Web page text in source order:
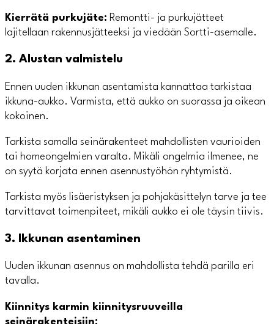
Kierrätä purkujäte: Remontti- ja purkujätteet
lajitellaan rakennusjätteeksi ja viedään Sortti-asemalle.
2. Alustan valmistelu
Ennen uuden ikkunan asentamista kannattaa tarkistaa
ikkuna-aukko. Varmista, että aukko on suorassa ja oikean
kokoinen.
Tarkista samalla seinärakenteet mahdollisten vaurioiden
tai homeongelmien varalta. Mikäli ongelmia ilmenee, ne
on syytä korjata ennen asennustyöhön ryhtymistä.
Tarkista myös lisäeristyksen ja pohjakäsittelyn tarve ja tee
tarvittavat toimenpiteet, mikäli aukko ei ole täysin tiivis.
3. Ikkunan asentaminen
Uuden ikkunan asennus on mahdollista tehdä parilla eri
tavalla.
Kiinnitys karmin kiinnitysruuveilla
seinärakenteisiin: